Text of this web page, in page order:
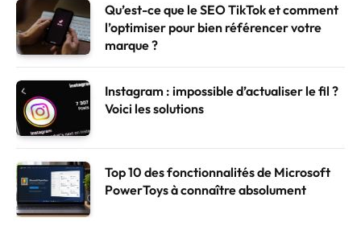
Qu’est-ce que le SEO TikTok et comment
l’optimiser pour bien référencer votre
marque ?
Instagram : impossible d’actualiser le fil ?
Voici les solutions
Top 10 des fonctionnalités de Microsoft
PowerToys à connaître absolument